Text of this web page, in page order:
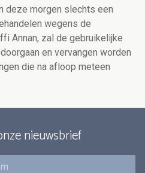
deze morgen slechts een
wegens de
Annan, zal de gebruikelijke
en vervangen worden
die na afloop meteen
nieuwsbrief